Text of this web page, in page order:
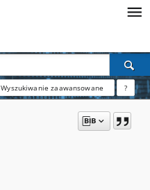
Wyszukiwanie zaawansowane ?